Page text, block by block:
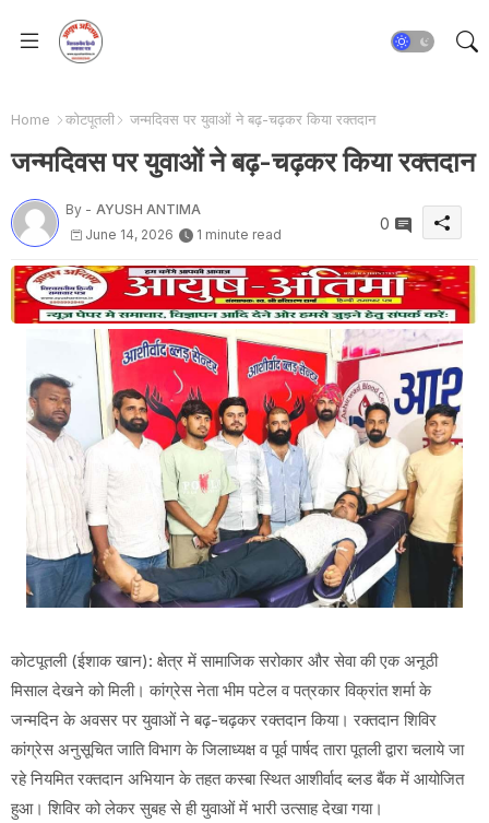
Home कोटपूतली जन्मदिवस पर युवाओं ने बढ़-चढ़कर किया रक्तदान
जन्मदिवस पर युवाओं ने बढ़-चढ़कर किया रक्तदान
By - AYUSH ANTIMA
June 14, 2026
1 minute read
0
कोटपूतली (ईशाक खान): क्षेत्र में सामाजिक सरोकार और सेवा की एक अनूठी
मिसाल देखने को मिली। कांग्रेस नेता भीम पटेल व पत्रकार विक्रांत शर्मा के
जन्मदिन के अवसर पर युवाओं ने बढ़-चढ़कर रक्तदान किया। रक्तदान शिविर
कांग्रेस अनुसूचित जाति विभाग के जिलाध्यक्ष व पूर्व पार्षद तारा पूतली द्वारा चलाये जा
रहे नियमित रक्तदान अभियान के तहत कस्बा स्थित आशीर्वाद ब्लड बैंक में आयोजित
हुआ। शिविर को लेकर सुबह से ही युवाओं में भारी उत्साह देखा गया।